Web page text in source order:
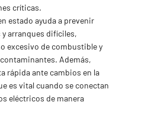
críticas.
estado ayuda a prevenir
arranques difíciles,
excesivo de combustible y
Además,
rápida ante cambios en la
es vital cuando se conectan
eléctricos de manera